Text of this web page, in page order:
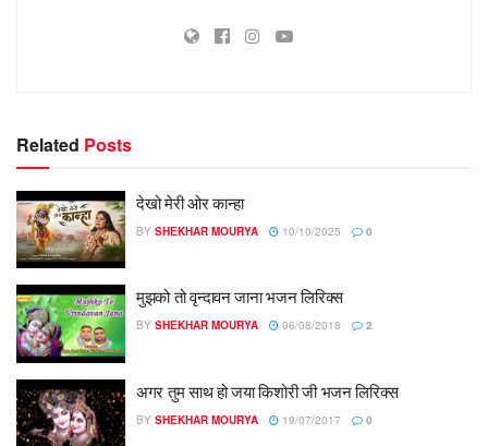
Related Posts
देखो मेरी ओर कान्हा
BY SHEKHAR MOURYA 10/10/2025 0
मुझको तो वृन्दावन जाना भजन लिरिक्स
BY SHEKHAR MOURYA 06/08/2018 2
अगर तुम साथ हो जया किशोरी जी भजन लिरिक्स
BY SHEKHAR MOURYA 19/07/2017 0